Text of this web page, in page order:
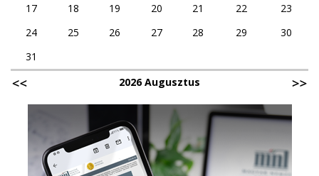
17
18 19 20 21 22
23
24
25 26 27 28 29
30
31
2026 Augusztus